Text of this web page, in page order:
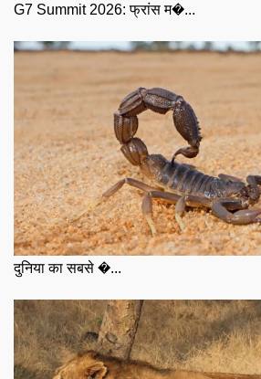
G7 Summit 2026: फ्रांस म�...
दुनिया का सबसे �...